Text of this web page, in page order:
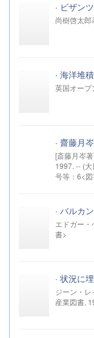
· ビザン
尚樹啓太郎
· 海洋堆
英国オープ
· 齋藤月
[斎藤月岑
1997. -- (
号等：6<図
· バルカ
エドガー
書>
· 状況に
ジーン・
産業図書,